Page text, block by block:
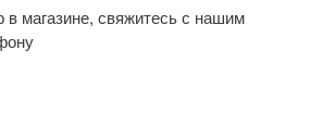
в магазине, свяжитесь с нашим